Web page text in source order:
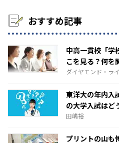
おすすめ記事
中高一貫校「学
こを見る？何を
ダイヤモンド・ラ
東洋大の年内入
の大学入試はど
田嶋裕
プリントの山も